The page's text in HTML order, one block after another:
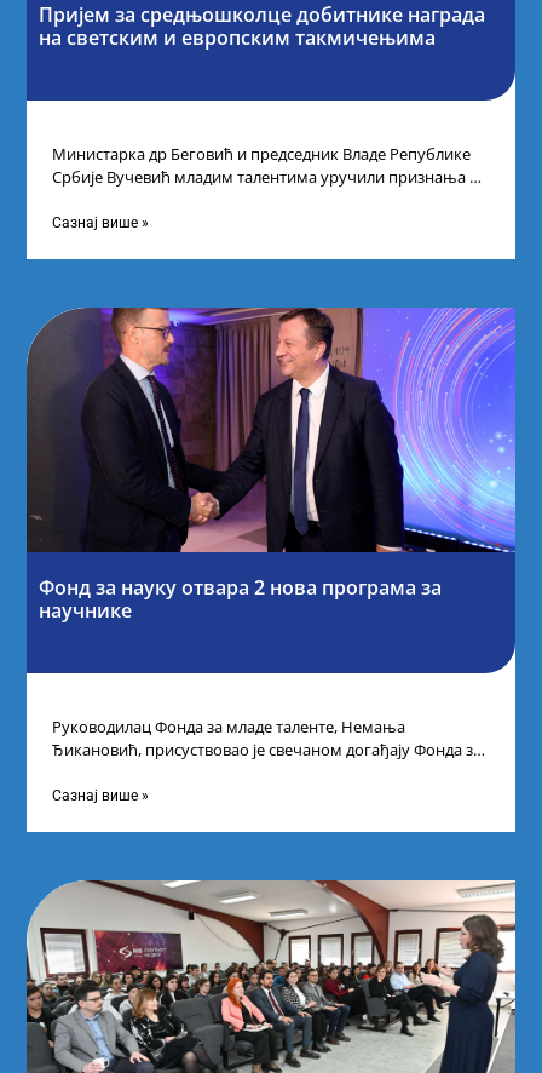
Пријем за средњошколце добитнике награда
на светским и европским такмичењима
Министарка др Беговић и председник Владе Републике
Србије Вучевић младим талентима уручили признања У
Сазнај више »
Фонд за науку отвара 2 нова програма за
научнике
Руководилац Фонда за младе таленте, Немања
Ђикановић, присуствовао је свечаном догађају Фонда за
Сазнај више »